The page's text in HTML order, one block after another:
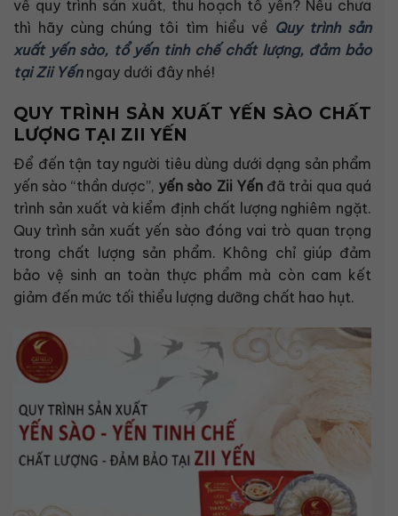
về quy trình sản xuất, thu hoạch tổ yến? Nếu chưa
thì hãy cùng chúng tôi tìm hiểu về Quy trình sản
xuất yến sào, tổ yến tinh chế chất lượng, đảm bảo
tại Zii Yến ngay dưới đây nhé!
QUY TRÌNH SẢN XUẤT YẾN SÀO CHẤT
LƯỢNG TẠI ZII YẾN
Để đến tận tay người tiêu dùng dưới dạng sản phẩm
yến sào “thần dược”, yến sào Zii Yếnđã trải qua quá
trình sản xuất và kiểm định chất lượng nghiêm ngặt.
Quy trình sản xuất yến sào đóng vai trò quan trọng
trong chất lượng sản phẩm. Không chỉ giúp đảm
bảo vệ sinh an toàn thực phẩm mà còn cam kết
giảm đến mức tối thiểu lượng dưỡng chất hao hụt.